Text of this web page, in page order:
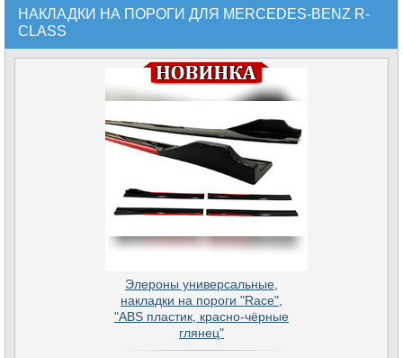
НАКЛАДКИ НА ПОРОГИ ДЛЯ MERCEDES-BENZ R-
CLASS
Элероны универсальные,
накладки на пороги "Race",
"ABS пластик, красно-чёрные
глянец"